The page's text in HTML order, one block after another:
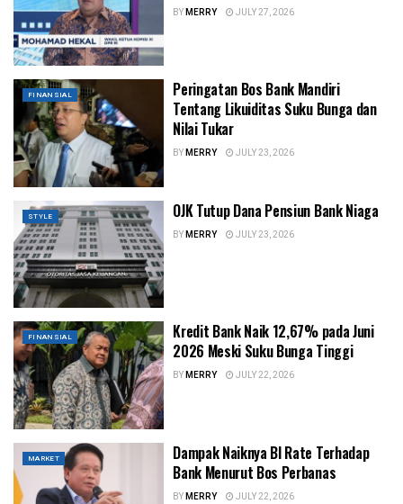
BYMERRY JULY 27, 2026
FINANSIAL
Peringatan Bos Bank Mandiri
Tentang Likuiditas Suku Bunga dan
Nilai Tukar
BYMERRY JULY 23, 2026
STYLE OJK Tutup Dana Pensiun Bank Niaga
BYMERRY JULY 23, 2026
FINANSIAL
Kredit Bank Naik 12,67% pada Juni
2026 Meski Suku Bunga Tinggi
BYMERRY JULY 22, 2026
MARKET
Dampak Naiknya BI Rate Terhadap
Bank Menurut Bos Perbanas
BYMERRY JULY 22, 2026